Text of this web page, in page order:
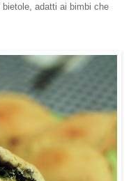
adatti ai bimbi che